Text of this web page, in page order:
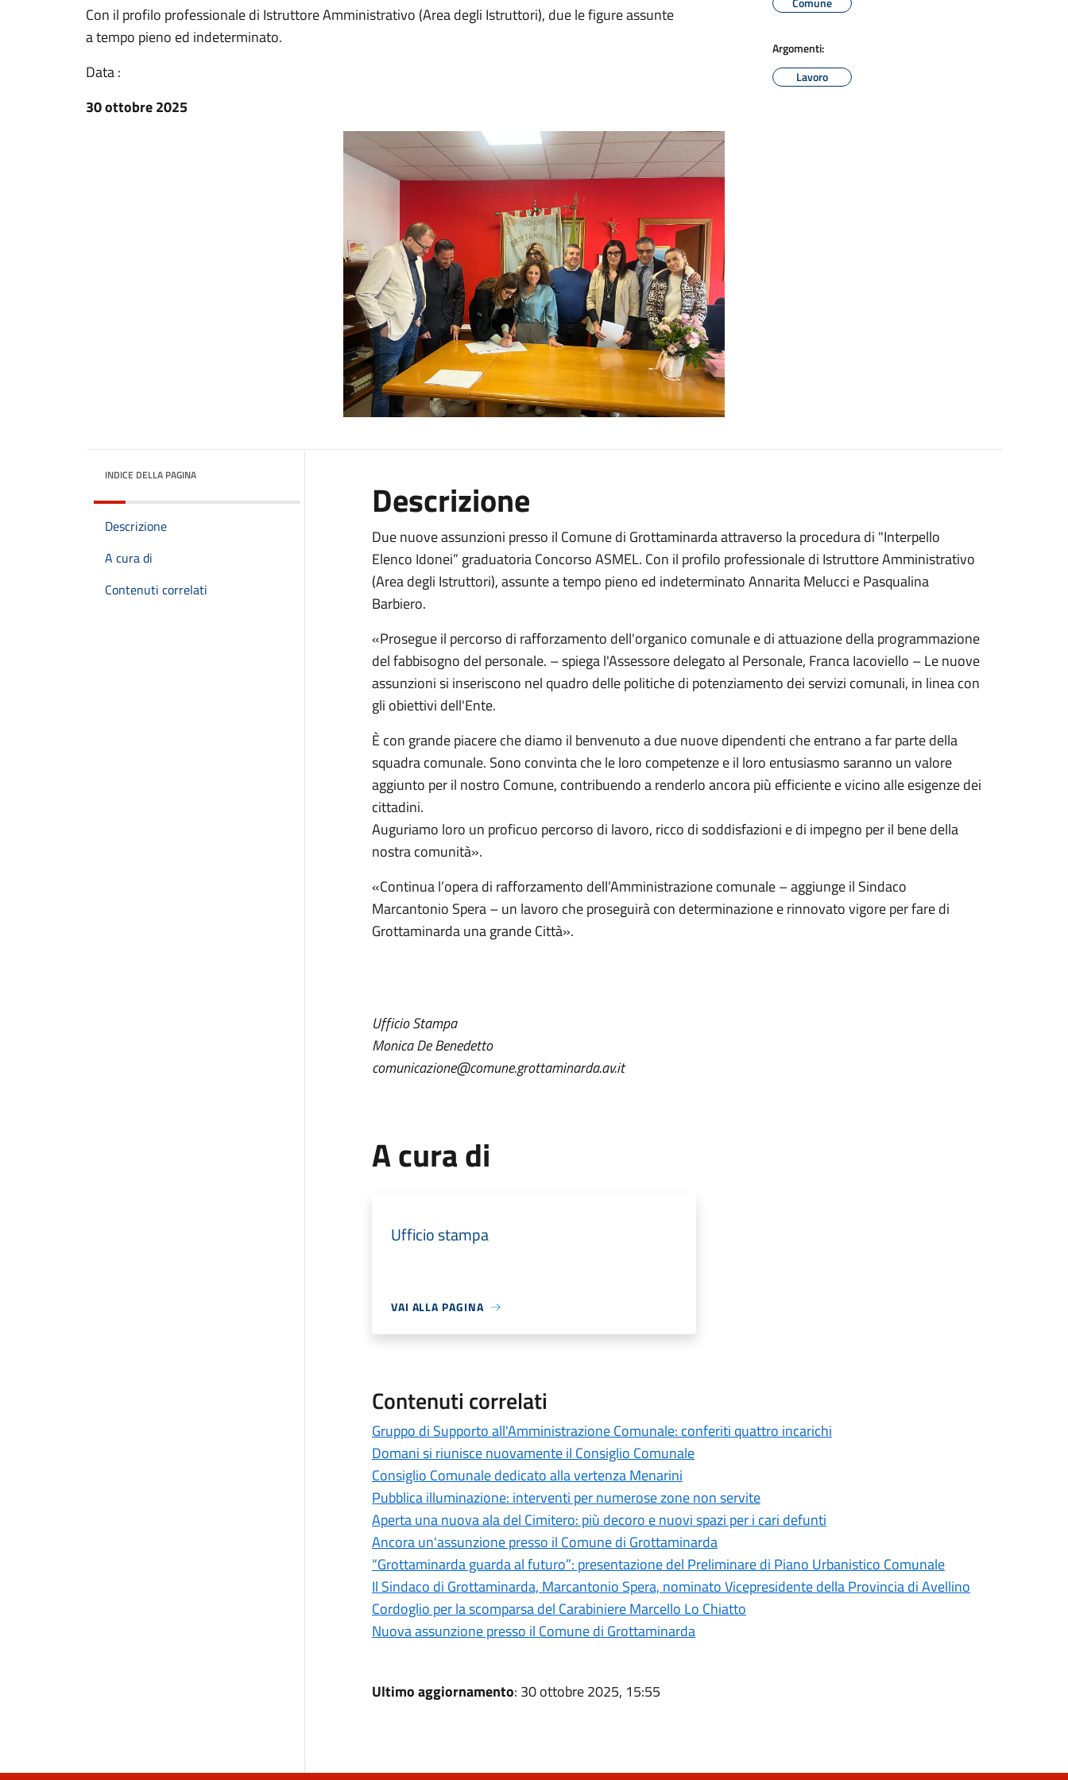
Con il profilo professionale di Istruttore Amministrativo (Area degli Istruttori), due le figure assunte
a tempo pieno ed indeterminato.
Data :
30 ottobre 2025
Argomenti:
Lavoro
INDICE DELLA PAGINA
Descrizione
A cura di
Contenuti correlati
Descrizione
Due nuove assunzioni presso il Comune di Grottaminarda attraverso la procedura di "Interpello
Elenco Idonei” graduatoria Concorso ASMEL. Con il profilo professionale di Istruttore Amministrativo
(Area degli Istruttori), assunte a tempo pieno ed indeterminato Annarita Melucci e Pasqualina
Barbiero.
«Prosegue il percorso di rafforzamento dell'organico comunale e di attuazione della programmazione
del fabbisogno del personale. – spiega l'Assessore delegato al Personale, Franca Iacoviello – Le nuove
assunzioni si inseriscono nel quadro delle politiche di potenziamento dei servizi comunali, in linea con
gli obiettivi dell'Ente.
È con grande piacere che diamo il benvenuto a due nuove dipendenti che entrano a far parte della
squadra comunale. Sono convinta che le loro competenze e il loro entusiasmo saranno un valore
aggiunto per il nostro Comune, contribuendo a renderlo ancora più efficiente e vicino alle esigenze dei
cittadini.
Auguriamo loro un proficuo percorso di lavoro, ricco di soddisfazioni e di impegno per il bene della
nostra comunità».
«Continua l’opera di rafforzamento dell’Amministrazione comunale – aggiunge il Sindaco
Marcantonio Spera – un lavoro che proseguirà con determinazione e rinnovato vigore per fare di
Grottaminarda una grande Città».
Ufficio Stampa
Monica De Benedetto
comunicazione@comune.grottaminarda.av.it
A cura di
Ufficio stampa
VAI ALLA PAGINA
Contenuti correlati
Gruppo di Supporto all'Amministrazione Comunale: conferiti quattro incarichi
Domani si riunisce nuovamente il Consiglio Comunale
Consiglio Comunale dedicato alla vertenza Menarini
Pubblica illuminazione: interventi per numerose zone non servite
Aperta una nuova ala del Cimitero: più decoro e nuovi spazi per i cari defunti
Ancora un'assunzione presso il Comune di Grottaminarda
“Grottaminarda guarda al futuro”: presentazione del Preliminare di Piano Urbanistico Comunale
Il Sindaco di Grottaminarda, Marcantonio Spera, nominato Vicepresidente della Provincia di Avellino
Cordoglio per la scomparsa del Carabiniere Marcello Lo Chiatto
Nuova assunzione presso il Comune di Grottaminarda
Ultimo aggiornamento: 30 ottobre 2025, 15:55